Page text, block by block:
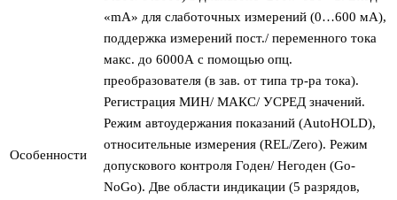
Особенности
«mA» для слаботочных измерений (0…600 мА),
поддержка измерений пост./ переменного тока
макс. до 6000А с помощью опц.
преобразователя (в зав. от типа тр-ра тока).
Регистрация МИН/ МАКС/ УСРЕД значений.
Режим автоудержания показаний (AutoHOLD),
относительные измерения (REL/Zero). Режим
допускового контроля Годен/ Негоден (Go-
NoGo). Две области индикации (5 разрядов,